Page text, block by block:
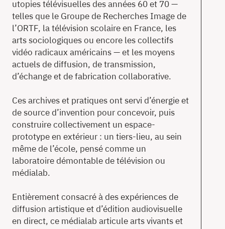
utopies télévisuelles des années 60 et 70 —
telles que le Groupe de Recherches Image de
l’ORTF, la télévision scolaire en France, les
arts sociologiques ou encore les collectifs
vidéo radicaux américains — et les moyens
actuels de diffusion, de transmission,
d’échange et de fabrication collaborative.
Ces archives et pratiques ont servi d’énergie et
de source d’invention pour concevoir, puis
construire collectivement un espace-
prototype en extérieur : un tiers-lieu, au sein
même de l’école, pensé comme un
laboratoire démontable de télévision ou
médialab.
Entièrement consacré à des expériences de
diffusion artistique et d’édition audiovisuelle
en direct, ce médialab articule arts vivants et